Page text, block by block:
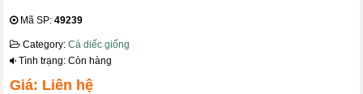
Mã SP:49239
Category:Cá diếc giống
Tình trạng: Còn hàng
Giá: Liên hệ